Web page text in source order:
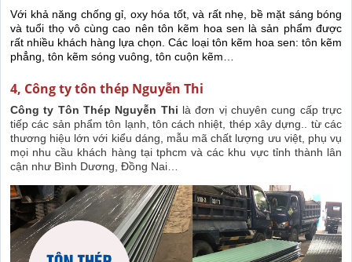
Với khả năng chống gỉ, oxy hóa tốt, và rất nhẹ, bề mặt sáng bóng
và tuổi thọ vô cùng cao nên tôn kẽm hoa sen là sản phẩm được
rất nhiều khách hàng lựa chọn. Các loại tôn kẽm hoa sen: tôn kẽm
phẳng, tôn kẽm sóng vuông, tôn cuộn kẽm…
4, Công ty tôn thép Nguyễn Thi
Công ty Tôn Thép Nguyễn Thi là đơn vị chuyên cung cấp trực
tiếp các sản phẩm tôn lạnh, tôn cách nhiệt, thép xây dựng.. từ các
thương hiệu lớn với kiểu dáng, mẫu mã chất lượng ưu việt, phụ vụ
mọi nhu cầu khách hàng tại tphcm và các khu vực tỉnh thành lân
cận như Bình Dương, Đồng Nai…